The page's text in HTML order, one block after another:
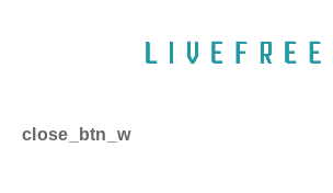
close_btn_w